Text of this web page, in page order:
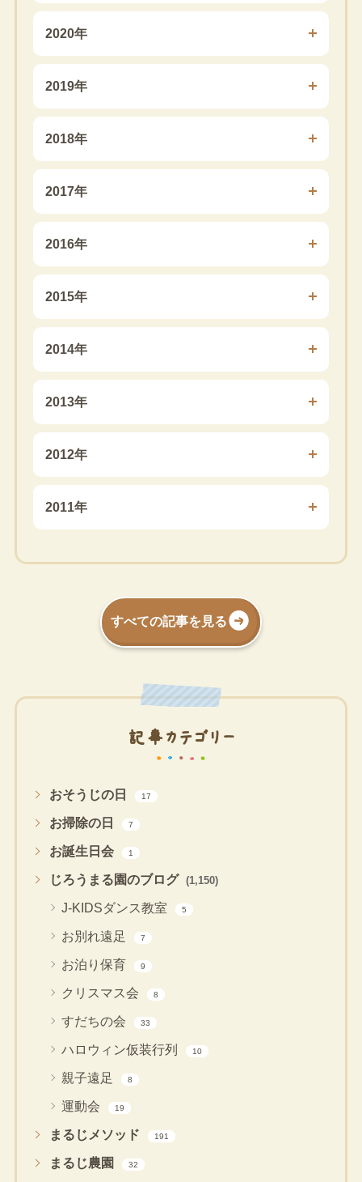
2020年
2019年
2018年
2017年
2016年
2015年
2014年
2013年
2012年
2011年
すべての記事を見る
記事カテゴリー
おそうじの日 17
お掃除の日 7
お誕生日会 1
じろうまる園のブログ (1,150)
J-KIDSダンス教室 5
お別れ遠足 7
お泊り保育 9
クリスマス会 8
すだちの会 33
ハロウィン仮装行列 10
親子遠足 8
運動会 19
まるじメソッド 191
まるじ農園 32